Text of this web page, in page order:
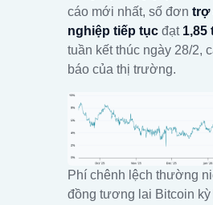
cáo mới nhất, số đơn trợ
nghiệp tiếp tục đạt 1,85
tuần kết thúc ngày 28/2,
báo của thị trường.
Phí chênh lệch thường
đồng tương lai Bitcoin kỳ